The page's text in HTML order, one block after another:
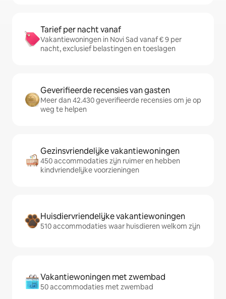
Tarief per nacht vanaf
Vakantiewoningen in Novi Sad vanaf € 9 per
nacht, exclusief belastingen en toeslagen
Geverifieerde recensies van gasten
Meer dan 42.430 geverifieerde recensies om je op
weg te helpen
Gezinsvriendelijke vakantiewoningen
450 accommodaties zijn ruimer en hebben
kindvriendelijke voorzieningen
Huisdiervriendelijke vakantiewoningen
510 accommodaties waar huisdieren welkom zijn
Vakantiewoningen met zwembad
50 accommodaties met zwembad